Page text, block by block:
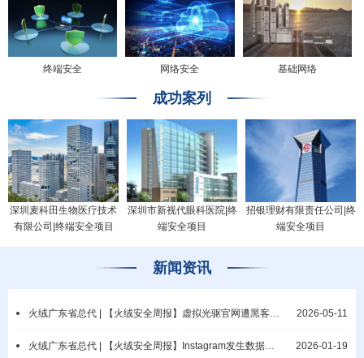
终端安全 网络安全 基础网络
成功案列
深圳麦科田生物医疗技术
有限公司|终端安全项目
深圳市新视代眼科医院|终
端安全项目
招银理财有限责任公司|终
端安全项目
新闻资讯
2026-05-11
火绒广东省总代 | 【火绒安全周报】虚拟光驱官网遭黑客攻击/微软披露网络钓鱼活动
2026-01-19
火绒广东省总代 | 【火绒安全周报】Instagram发生数据泄露事件/教元集团疑遭勒索攻击